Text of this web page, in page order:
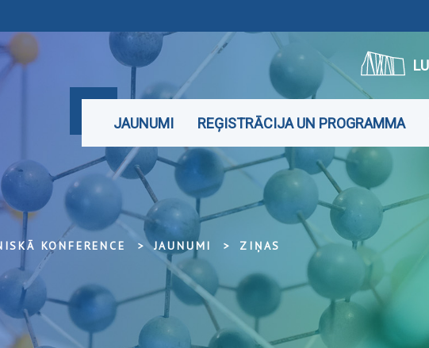
JAUNUMI REĢISTRĀCIJA UN PROGRAMMA
KONFERENCE JAUNUMI ZIŅAS